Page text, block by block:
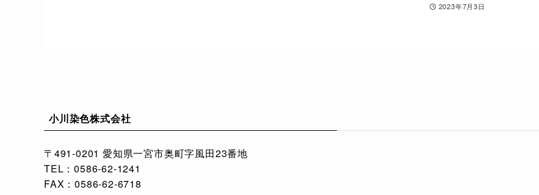
2023年7月3日
小川染色株式会社
〒491-0201 愛知県一宮市奥町字風田23番地
TEL：0586-62-1241
FAX：0586-62-6718